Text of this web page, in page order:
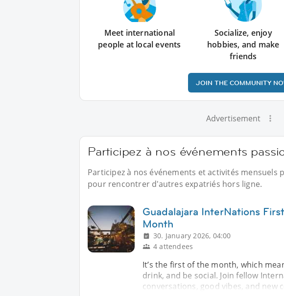
Meet international
people at local events
Socialize, enjoy
hobbies, and make
friends
JOIN THE COMMUNITY
Advertisement
Participez à nos événements
Participez à nos événements et activités mensuels
pour rencontrer d'autres expatriés hors ligne.
Guadalajara InterNations
Month
30. January 2026, 04:00
4 attendees
It’s the first of the month, which
drink, and be social. Join fellow
conversations, good vibes, and new